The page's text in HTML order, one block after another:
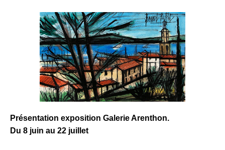
Présentation exposition Galerie Arenthon.
Du 8 juin au 22 juillet